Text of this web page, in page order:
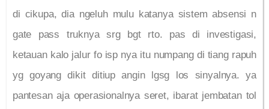
di cikupa, dia ngeluh mulu katanya sistem absensi n
gate pass truknya srg bgt rto. pas di investigasi,
ketauan kalo jalur fo isp nya itu numpang di tiang rapuh
yg goyang dikit ditiup angin lgsg los sinyalnya. ya
pantesan aja operasionalnya seret, ibarat jembatan tol